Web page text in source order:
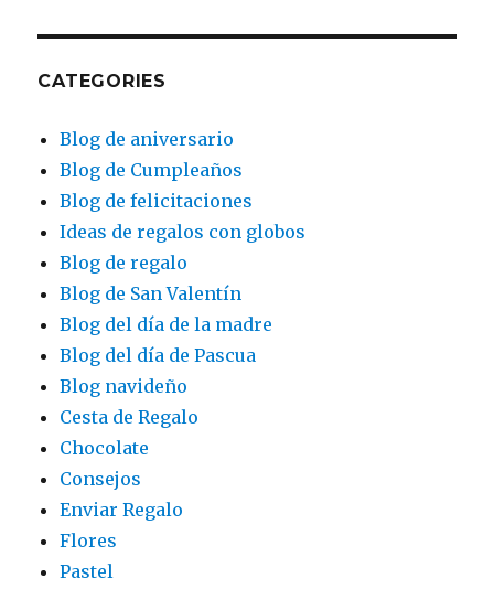
CATEGORIES
Blog de aniversario
Blog de Cumpleaños
Blog de felicitaciones
Ideas de regalos con globos
Blog de regalo
Blog de San Valentín
Blog del día de la madre
Blog del día de Pascua
Blog navideño
Cesta de Regalo
Chocolate
Consejos
Enviar Regalo
Flores
Pastel